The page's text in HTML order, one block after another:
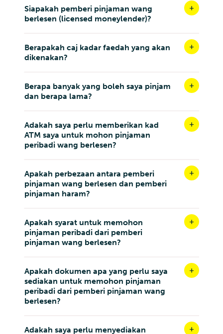
Siapakah pemberi pinjaman wang
berlesen (licensed moneylender)?
Berapakah caj kadar faedah yang akan
dikenakan?
Berapa banyak yang boleh saya pinjam
dan berapa lama?
Adakah saya perlu memberikan kad
ATM saya untuk mohon pinjaman
peribadi wang berlesen?
Apakah perbezaan antara pemberi
pinjaman wang berlesen dan pemberi
pinjaman haram?
Apakah syarat untuk memohon
pinjaman peribadi dari pemberi
pinjaman wang berlesen?
Apakah dokumen apa yang perlu saya
sediakan untuk memohon pinjaman
peribadi dari pemberi pinjaman wang
berlesen?
Adakah saya perlu menyediakan